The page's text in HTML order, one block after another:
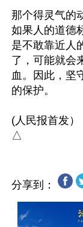
那个得灵气的
如果人的道德
是不敢靠近人
了，可能就会
血。因此，坚
的保护。
(人民报首发）
分享到：